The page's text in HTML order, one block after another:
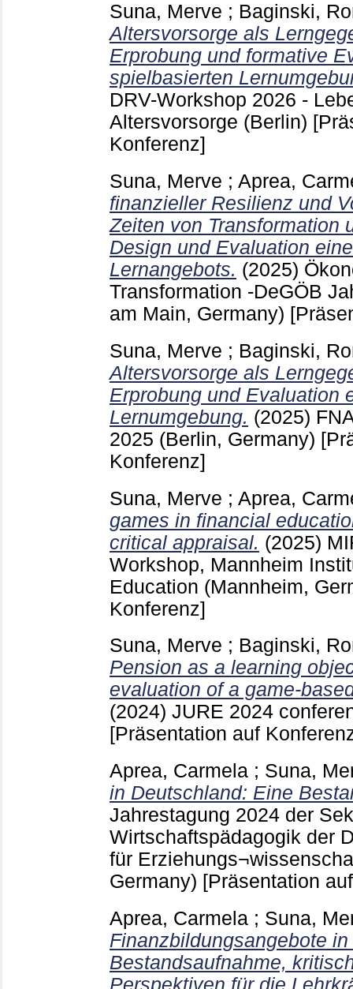
Suna, Merve ; Baginski,
Altersvorsorge als
Erprobung und formative
spielbasierten
DRV-Workshop 2026 -
Altersvorsorge (Berlin)
Konferenz]
Suna, Merve ; Aprea,
finanzieller Resilienz und
Zeiten von Transformation
Design und Evaluation
Lernangebots. (2025)
Transformation -DeGÖB
am Main, Germany)
Suna, Merve ; Baginski,
Altersvorsorge als
Erprobung und Evaluation
Lernumgebung. (2025)
2025 (Berlin, Germany)
Konferenz]
Suna, Merve ; Aprea,
games in financial
critical appraisal. (2025)
Workshop, Mannheim
Education (Mannheim,
Konferenz]
Suna, Merve ; Baginski,
Pension as a learning
evaluation of a game-
(2024) JURE 2024
[Präsentation auf
Aprea, Carmela ; Suna,
in Deutschland: Eine
Jahrestagung 2024 der
Wirtschaftspädagogik der
für
Germany) [Präsentation
Aprea, Carmela ; Suna,
Finanzbildungsangebote
Bestandsaufnahme,
Perspektiven für die